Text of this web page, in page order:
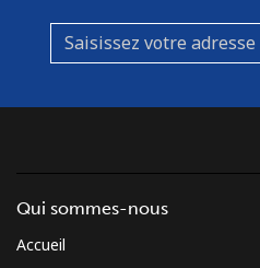
Qui sommes-nous
Accueil